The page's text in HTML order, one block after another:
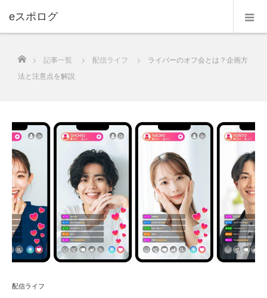
eスポログ
ホーム
記事一覧 配信ライフ
ライバーのオフ会とは？企画方
法と注意点を解説
配信ライフ